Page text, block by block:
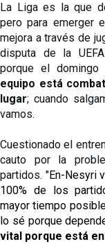
La Liga es la que
pero para emerger
mejora a través de
disputa de la
porque el domingo
equipo está
lugar; cuando
vamos.
Cuestionado el
cauto por la
partidos. "En-Nesyri
100% de los
mayor tiempo
lo sé porque
vital porque está